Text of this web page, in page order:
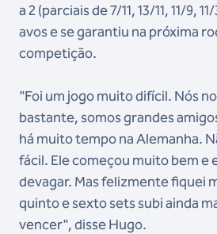
a 2 (parciais de 7/11, 13/11, 11/9,
avos e se garantiu na próxima
competição.
"Foi um jogo muito difícil. Nós
bastante, somos grandes
há muito tempo na Alemanha.
fácil. Ele começou muito bem e
devagar. Mas felizmente fiquei
quinto e sexto sets subi ainda
vencer", disse Hugo.